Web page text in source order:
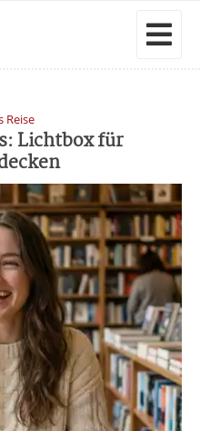
Reise
Lichtbox für